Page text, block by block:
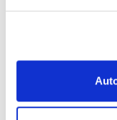
Catégorie (éditeur)
Internet Hierarchy>
BISAC Subject
POL000000